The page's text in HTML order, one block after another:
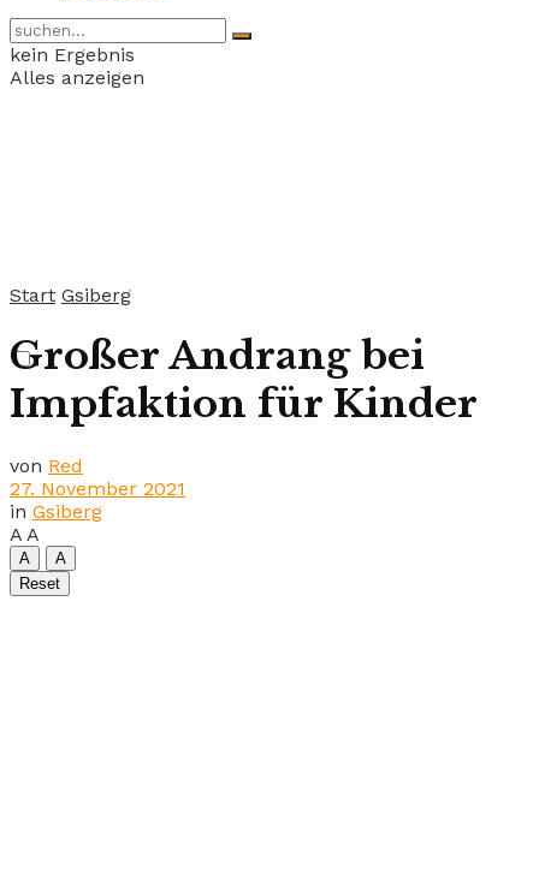
kein Ergebnis
Alles anzeigen
Start Gsiberg
Großer Andrang bei
Impfaktion für Kinder
von Red
27. November 2021
in Gsiberg
A A
A
A
Reset